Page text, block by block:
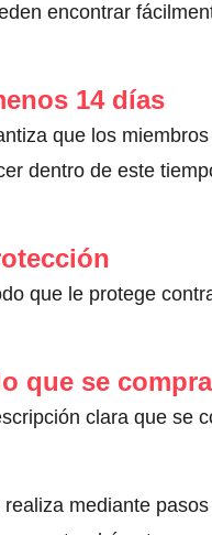
encontrar
14 días
que los
dentro de este
que le protege
que se compra
clara que se
mediante